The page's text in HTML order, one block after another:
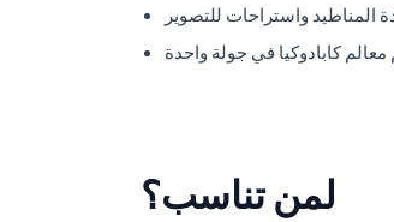
المناطيد واستراحات للتصوير
كابادوكيا في جولة واحدة
لمن تناسب؟